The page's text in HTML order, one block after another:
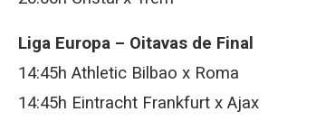
Liga Europa – Oitavas de Final
14:45h Athletic Bilbao x Roma
14:45h Eintracht Frankfurt x Ajax